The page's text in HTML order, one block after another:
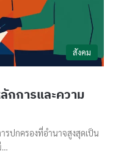
สังคม
ลักการและความ
รปกครองที่อำนาจสูงสุดเป็น